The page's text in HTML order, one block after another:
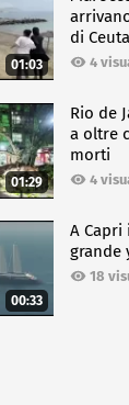
01:03
di Ceuta
4
01:29
Rio de
a oltre
morti
4
00:33
A Capri
grande
18